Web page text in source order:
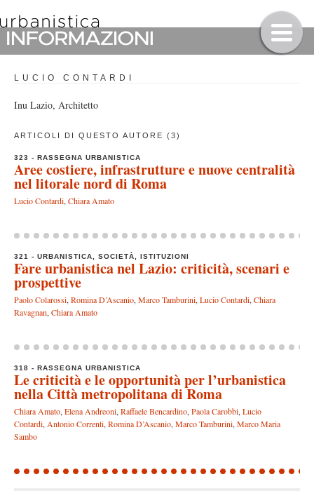
LUCIO CONTARDI
Inu Lazio, Architetto
ARTICOLI DI QUESTO AUTORE (3)
323 - RASSEGNA URBANISTICA
Aree costiere, infrastrutture e nuove centralità
nel litorale nord di Roma
Lucio Contardi, Chiara Amato
321 - URBANISTICA, SOCIETÀ, ISTITUZIONI
Fare urbanistica nel Lazio: criticità, scenari e
prospettive
Paolo Colarossi, Romina D’Ascanio, Marco Tamburini, Lucio Contardi, Chiara
Ravagnan, Chiara Amato
318 - RASSEGNA URBANISTICA
Le criticità e le opportunità per l’urbanistica
nella Città metropolitana di Roma
Chiara Amato, Elena Andreoni, Raffaele Bencardino, Paola Carobbi, Lucio
Contardi, Antonio Correnti, Romina D’Ascanio, Marco Tamburini, Marco Maria
Sambo